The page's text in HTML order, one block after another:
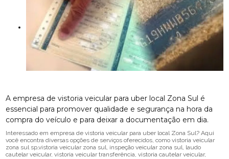
A empresa de vistoria veicular para uber local Zona Sul é
essencial para promover qualidade e segurança na hora da
compra do veículo e para deixar a documentação em dia.
Interessado em empresa de vistoria veicular para uber local Zona Sul? Aqui
você encontra diversas opções de serviços oferecidos, como vistoria veicular
zona sul sp,vistoria veicular zona sul, inspeção veicular zona sul, laudo
cautelar veicular, vistoria veicular transferência, vistoria cautelar veicular,